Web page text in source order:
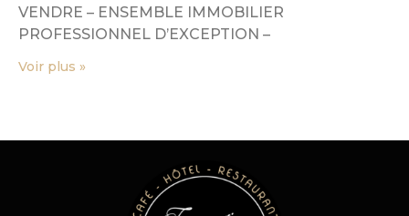
VENDRE – ENSEMBLE IMMOBILIER
PROFESSIONNEL D’EXCEPTION –
Voir plus »